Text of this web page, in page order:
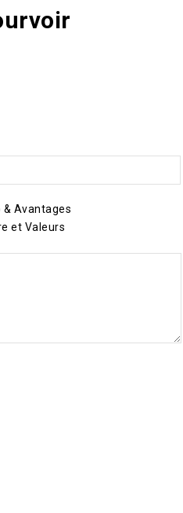
& Avantages
et Valeurs